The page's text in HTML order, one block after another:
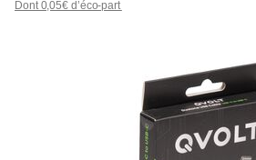
Dont 0,05€ d’éco-part